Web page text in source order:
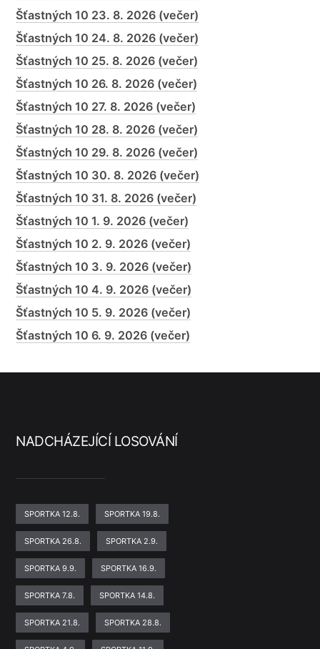
Šťastných 10 23. 8. 2026 (večer)
Šťastných 10 24. 8. 2026 (večer)
Šťastných 10 25. 8. 2026 (večer)
Šťastných 10 26. 8. 2026 (večer)
Šťastných 10 27. 8. 2026 (večer)
Šťastných 10 28. 8. 2026 (večer)
Šťastných 10 29. 8. 2026 (večer)
Šťastných 10 30. 8. 2026 (večer)
Šťastných 10 31. 8. 2026 (večer)
Šťastných 10 1. 9. 2026 (večer)
Šťastných 10 2. 9. 2026 (večer)
Šťastných 10 3. 9. 2026 (večer)
Šťastných 10 4. 9. 2026 (večer)
Šťastných 10 5. 9. 2026 (večer)
Šťastných 10 6. 9. 2026 (večer)
NADCHÁZEJÍCÍ LOSOVÁNÍ
SPORTKA 12.8. SPORTKA 19.8.
SPORTKA 26.8. SPORTKA 2.9.
SPORTKA 9.9. SPORTKA 16.9.
SPORTKA 7.8. SPORTKA 14.8.
SPORTKA 21.8. SPORTKA 28.8.